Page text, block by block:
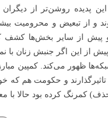
پدیده روشن‌تر از
و از تبعیض و محرومیت
از سایر بخش‌ها کشف
از این اگر جنبش زنان با
ظهور می‌کند. کمپین
تاثیرگذارند و حکومت هم
کمرنگ کرده بود حالا